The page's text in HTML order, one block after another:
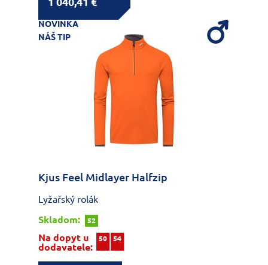
NOVINKA
NÁŠ TIP
Kjus Feel Midlayer Halfzip
Lyžařský rolák
Skladom:
52
Na dopyt u
dodavatele:
50 54